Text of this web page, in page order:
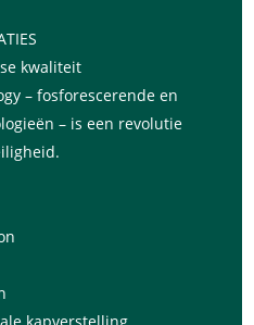
kwaliteit
– fosforescerende en
– is een revolutie